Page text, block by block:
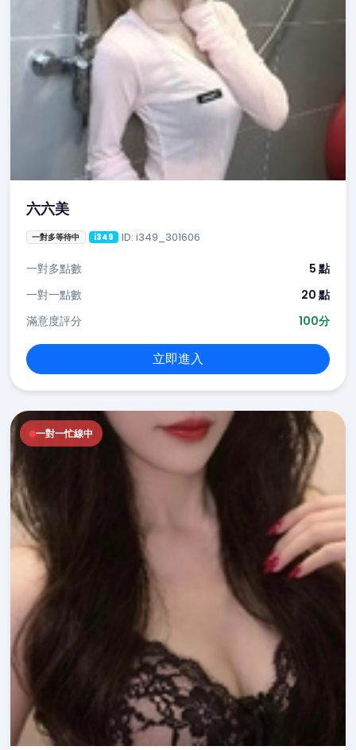
六六美
一對多等待中 i349 ID: i349_301606
一對多點數
5 點
一對一點數
20 點
滿意度評分
100分
立即進入
一對一忙線中